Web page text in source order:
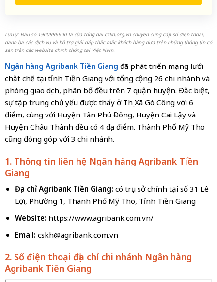
Lưu ý: Đầu số 1900996600 là của tổng đài cskh.org.vn chuyên cung cấp số điện thoại,
danh bạ các dịch vụ và hỗ trợ giải đáp thắc mắc khách hàng dựa trên những thông tin có
sẵn trên các website chính thống tại Việt Nam.
Ngân hàng Agribank Tiền Giang đã phát triển mạng lưới
chặt chẽ tại tỉnh Tiền Giang với tổng cộng 26 chi nhánh và
phòng giao dịch, phân bố đều trên 7 quận huyện. Đặc biệt,
sự tập trung chủ yếu được thấy ở Thị Xã Gò Công với 6
điểm, cùng với Huyện Tân Phú Đông, Huyện Cai Lậy và
Huyện Châu Thành đều có 4 địa điểm. Thành Phố Mỹ Tho
cũng đóng góp với 3 chi nhánh.
1. Thông tin liên hệ Ngân hàng Agribank Tiền
Giang
Địa chỉ Agribank Tiền Giang: có trụ sở chính tại số 31 Lê
Lợi, Phường 1, Thành Phố Mỹ Tho, Tỉnh Tiền Giang
Website: https://www.agribank.com.vn/
Email: cskh@agribank.com.vn
2. Số điện thoại địa chỉ chi nhánh Ngân hàng
Agribank Tiền Giang